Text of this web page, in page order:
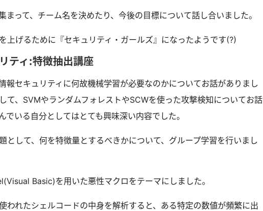
まって、チーム名を決めたり、今後の目標について話し合いました。
上げるために『セキュリティ・ガールズ』になったようです(?)
ティ：特徴抽出講座
報セキュリティに何故機械学習が必要なのかについてお話がありまし
て、SVMやランダムフォレストやSCWを使った攻撃検知についてお話
でいる自分としてはとても興味深い内容でした。
として、何を特徴量とするべきかについて、グループ学習を行いまし
Basic)を用いた悪性マクロをテーマにしました。
われたシェルコードの中身を解析すると、ある特定の数値が頻繁に出